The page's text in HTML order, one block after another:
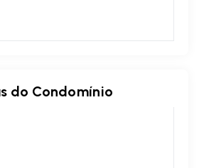
do Condomínio